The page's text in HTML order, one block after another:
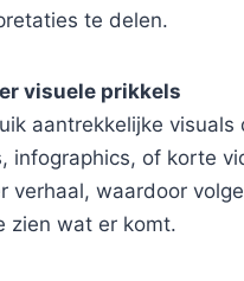
te delen.
visuele prikkels
aantrekkelijke
infographics, of korte
verhaal, waardoor
zien wat er komt.